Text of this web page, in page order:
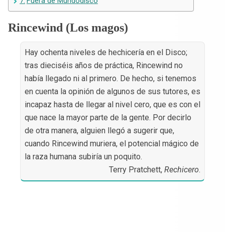
Rincewind (Los magos)
Hay ochenta niveles de hechicería en el Disco;
tras dieciséis años de práctica, Rincewind no
había llegado ni al primero. De hecho, si tenemos
en cuenta la opinión de algunos de sus tutores, es
incapaz hasta de llegar al nivel cero, que es con el
que nace la mayor parte de la gente. Por decirlo
de otra manera, alguien llegó a sugerir que,
cuando Rincewind muriera, el potencial mágico de
la raza humana subiría un poquito.
Terry Pratchett, Rechicero.